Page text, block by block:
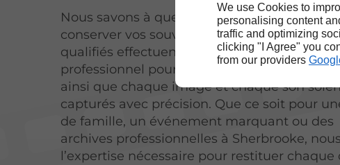
We use Cookies to
personalising content
traffic and optimizing
clicking "I Agree" you
from our providers
Nous savons à quel point il est important de
conserver vos souvenirs intacts. Nos
qualifiés effectuent un post-traitement
professionnel pour optimiser vos vidéos,
ainsi que chaque image et chaque son
capturés avec précision. Que ce soit pour
de famille, un événement marquant ou des
archives professionnelles à Sherbrooke,
l’expertise nécessaire pour restituer chaque